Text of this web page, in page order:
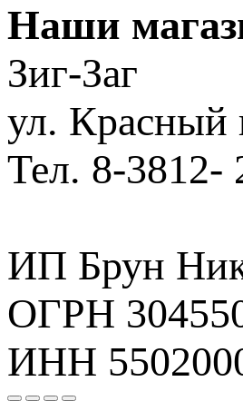
Наши
Зиг-Заг
ул. Красный
Тел. 8-3812-
ИП Брун
ОГРН
ИНН